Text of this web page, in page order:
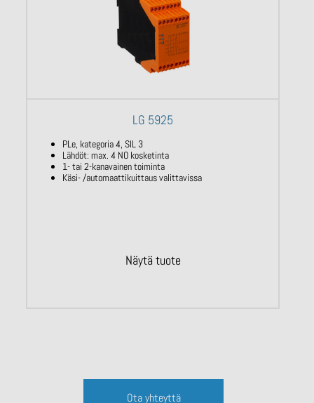
LG 5925
PLe, kategoria 4, SIL 3
Lähdöt: max. 4 NO kosketinta
1- tai 2-kanavainen toiminta
Käsi- /automaattikuittaus valittavissa
Näytä tuote
Ota yhteyttä